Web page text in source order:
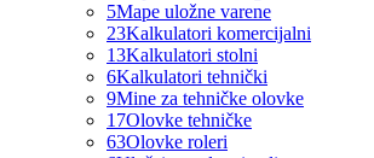
5Mape uložne varene
23Kalkulatori komercijalni
13Kalkulatori stolni
6Kalkulatori tehnički
9Mine za tehničke olovke
17Olovke tehničke
63Olovke roleri